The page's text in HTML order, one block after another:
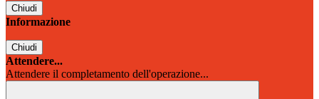
Chiudi
Informazione
Chiudi
Attendere...
Attendere il completamento dell'operazione...